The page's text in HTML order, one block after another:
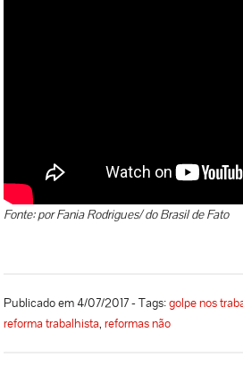
Fonte: por Fania Rodrigues/ do Brasil de Fato
Publicado em 4/07/2017 - Tags:golpe nos
reforma trabalhista,reformas não